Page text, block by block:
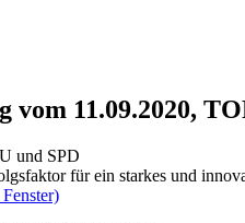
vom 11.09.2020,
und SPD
für ein starkes und